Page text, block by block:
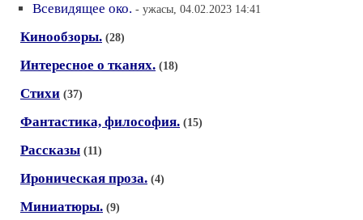
Всевидящее око. - ужасы, 04.02.2023 14:41
Кинообзоры. (28)
Интересное о тканях. (18)
Стихи (37)
Фантастика, философия. (15)
Рассказы (11)
Ироническая проза. (4)
Миниатюры. (9)